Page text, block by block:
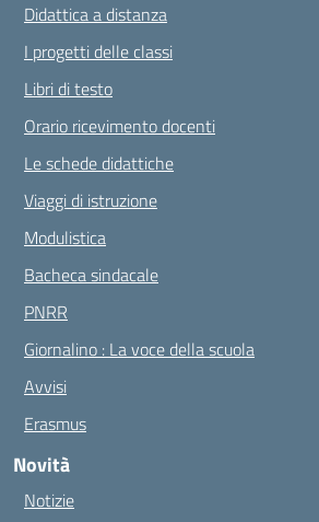
Didattica a distanza
I progetti delle classi
Libri di testo
Orario ricevimento docenti
Le schede didattiche
Viaggi di istruzione
Modulistica
Bacheca sindacale
PNRR
Giornalino : La voce della scuola
Avvisi
Erasmus
Novità
Notizie